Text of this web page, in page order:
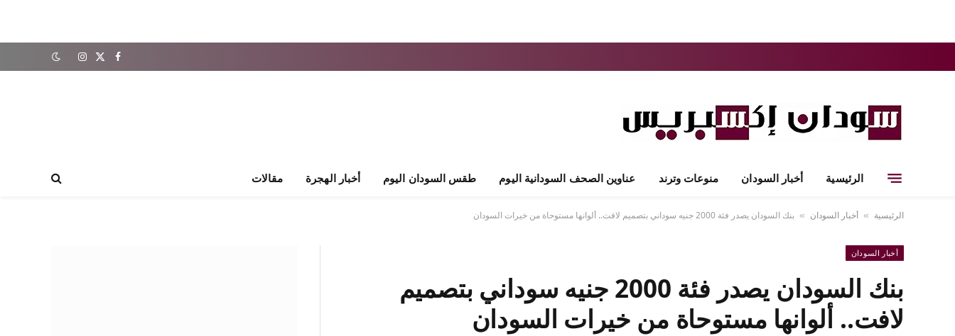
فيسبوك
X
الانستغرام
الرئيسية أخبار السودان منوعات وترند عناوين الصحف السودانية اليوم طقس السودان اليوم أخبار الهجرة مقالات
الرئيسية » أخبار السودان » بنك السودان يصدر فئة 2000 جنيه سوداني بتصميم لافت.. ألوانها مستوحاة من خيرات السودان
أخبار السودان
بنك السودان يصدر فئة 2000 جنيه سوداني بتصميم
لافت.. ألوانها مستوحاة من خيرات السودان